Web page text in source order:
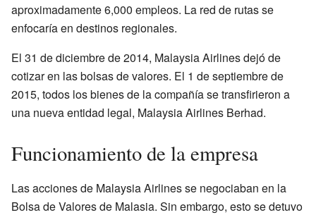
aproximadamente 6,000 empleos. La red de rutas se
enfocaría en destinos regionales.
El 31 de diciembre de 2014, Malaysia Airlines dejó de
cotizar en las bolsas de valores. El 1 de septiembre de
2015, todos los bienes de la compañía se transfirieron a
una nueva entidad legal, Malaysia Airlines Berhad.
Funcionamiento de la empresa
Las acciones de Malaysia Airlines se negociaban en la
Bolsa de Valores de Malasia. Sin embargo, esto se detuvo